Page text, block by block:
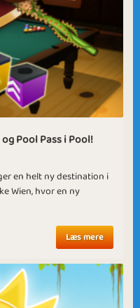
Pool Pass i Pool!
en helt ny destination i
Wien, hvor en ny
Læs mere